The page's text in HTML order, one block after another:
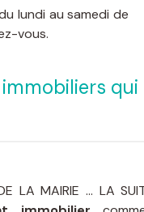
lundi au samedi de
vous.
qui
LA MAIRIE ... LA